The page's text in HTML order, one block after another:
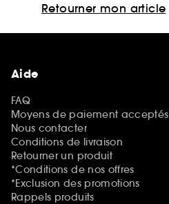
Retourner mon article
Aide
FAQ
Moyens de paiement acceptés
Nous contacter
Conditions de livraison
Retourner un produit
*Conditions de nos offres
*Exclusion des promotions
Rappels produits